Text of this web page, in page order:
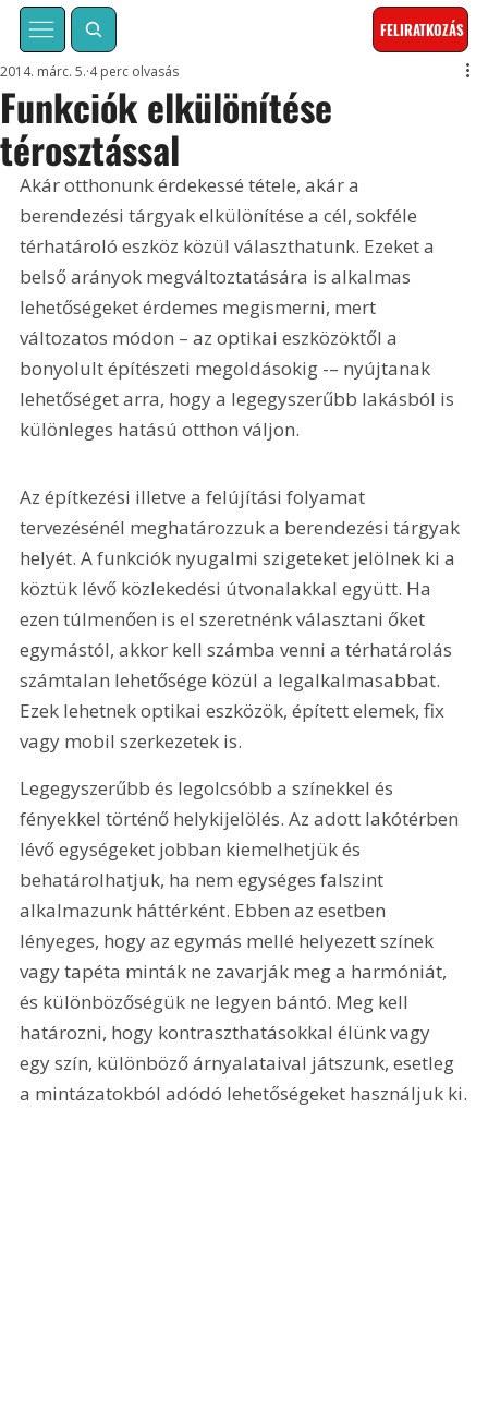
FELIRATKOZÁS
Funkciók elkülönítése
térosztással
2014. márc. 5. 4 perc olvasás
Akár otthonunk érdekessé tétele, akár a
berendezési tárgyak elkülönítése a cél, sokféle
térhatároló eszköz közül választhatunk. Ezeket a
belső arányok megváltoztatására is alkalmas
lehetőségeket érdemes megismerni, mert
változatos módon – az optikai eszközöktől a
bonyolult építészeti megoldásokig -– nyújtanak
lehetőséget arra, hogy a legegyszerűbb lakásból is
különleges hatású otthon váljon.
Az építkezési illetve a felújítási folyamat
tervezésénél meghatározzuk a berendezési tárgyak
helyét. A funkciók nyugalmi szigeteket jelölnek ki a
köztük lévő közlekedési útvonalakkal együtt. Ha
ezen túlmenően is el szeretnénk választani őket
egymástól, akkor kell számba venni a térhatárolás
számtalan lehetősége közül a legalkalmasabbat.
Ezek lehetnek optikai eszközök, épített elemek, fix
vagy mobil szerkezetek is.
Legegyszerűbb és legolcsóbb a színekkel és
fényekkel történő helykijelölés. Az adott lakótérben
lévő egységeket jobban kiemelhetjük és
behatárolhatjuk, ha nem egységes falszint
alkalmazunk háttérként. Ebben az esetben
lényeges, hogy az egymás mellé helyezett színek
vagy tapéta minták ne zavarják meg a harmóniát,
és különbözőségük ne legyen bántó. Meg kell
határozni, hogy kontraszthatásokkal élünk vagy
egy szín, különböző árnyalataival játszunk, esetleg
a mintázatokból adódó lehetőségeket használjuk ki.